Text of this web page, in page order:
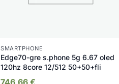
SMARTPHONE
Edge70-gre s.phone 5g 6.67 oled
120hz 8core 12/512 50+50+fli
746,66 €